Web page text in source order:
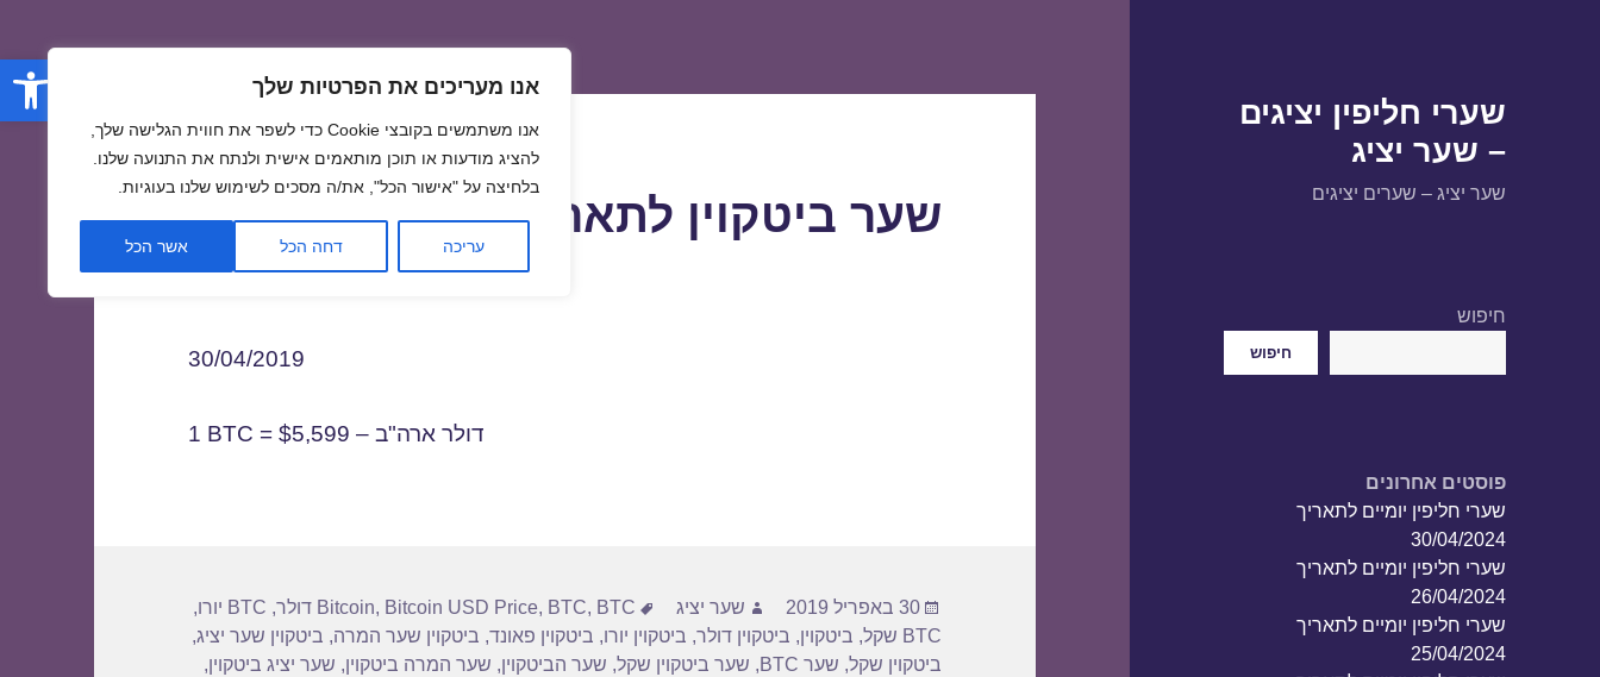
פתח אנו מעריכים את הפרטיות שלך
אנו משתמשים בקובצי Cookie כדי לשפר את חווית הגלישה שלך,
להציג מודעות או תוכן מותאמים אישית ולנתח את התנועה שלנו.
בלחיצה על "אישור הכל", את/ה מסכים לשימוש שלנו בעוגיות.
עריכה דחה הכל אשר הכל
שערי חליפין יציגים
– שער יציג
שער יציג – שערים יציגים
חיפוש
חיפוש
פוסטים אחרונים
שערי חליפין יומיים לתאריך
30/04/2024
שערי חליפין יומיים לתאריך
26/04/2024
שערי חליפין יומיים לתאריך
25/04/2024
שער ביטקוין לתאריך 30/04/2019
30/04/2019
1 BTC = $5,599 – דולר ארה"ב
פורסם
בתאריך
30 באפריל 2019 מחבר
שער יציג תגיות Bitcoin, Bitcoin USD Price, BTC, BTC דולר , BTC יורו
,
BTC שקל
, ביטקוין, ביטקוין דולר, ביטקוין יורו, ביטקוין פאונד, ביטקוין שער המרה, ביטקוין שער יציג,
ביטקוין שקל, שער BTC , שער ביטקוין שקל, שער הביטקוין, שער המרה ביטקוין, שער יציג ביטקוין,